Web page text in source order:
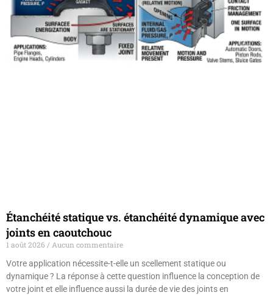
Étanchéité statique vs. étanchéité dynamique avec
joints en caoutchouc
1 août 2026
Aucun commentaire
Votre application nécessite-t-elle un scellement statique ou
dynamique ? La réponse à cette question influence la conception de
votre joint et elle influence aussi la durée de vie des joints en